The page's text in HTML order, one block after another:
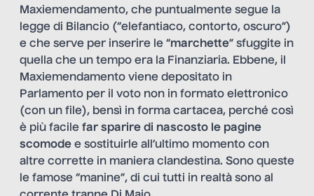
Maxiemendamento, che puntualmente segue la
legge di Bilancio (“elefantiaco, contorto, oscuro”)
e che serve per inserire le “marchette” sfuggite in
quella che un tempo era la Finanziaria. Ebbene, il
Maxiemendamento viene depositato in
Parlamento per il voto non in formato elettronico
(con un file), bensì in forma cartacea, perché così
è più facile far sparire di nascosto le pagine
scomode e sostituirle all’ultimo momento con
altre corrette in maniera clandestina. Sono queste
le famose “manine”, di cui tutti in realtà sono al